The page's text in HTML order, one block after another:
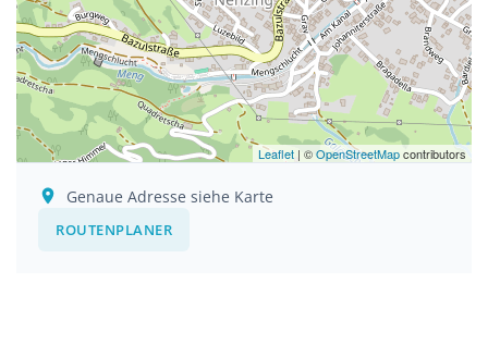
Leaflet | ©OpenStreetMapcontributors
Genaue Adresse siehe Karte
ROUTENPLANER